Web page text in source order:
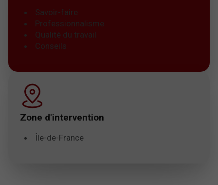
Savoir-faire
Professionnalisme
Qualité du travail
Conseils
Zone d'intervention
Île-de-France